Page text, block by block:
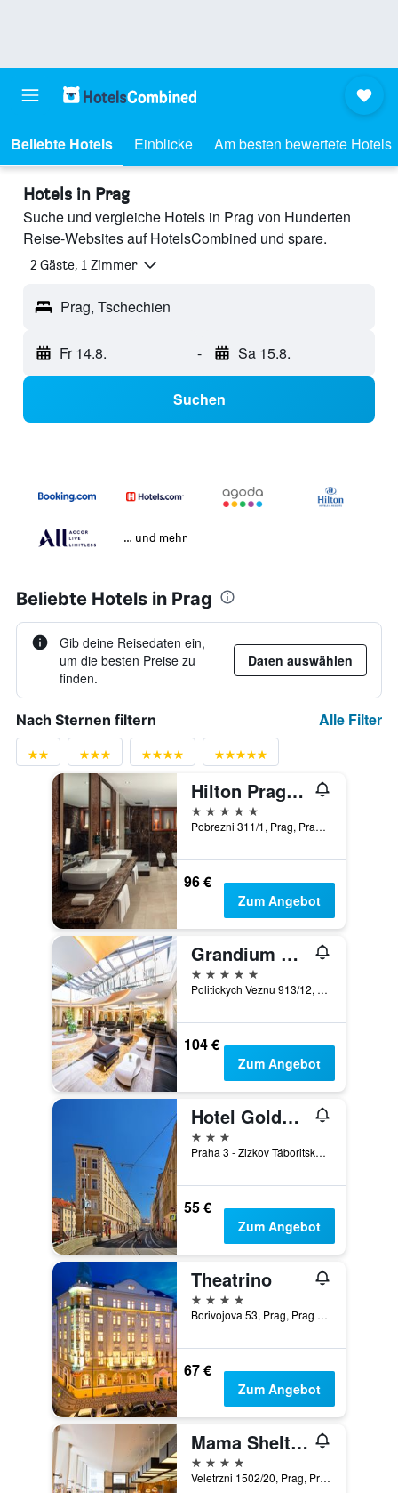
Beliebte Hotels Einblicke Am besten bewertete Hotels
Hotels in Prag
Suche und vergleiche Hotels in Prag von Hunderten
Reise-Websites auf HotelsCombined und spare.
2 Gäste, 1 Zimmer
Prag, Tschechien
Fr 14.8. - Sa 15.8.
Suchen
… und mehr
Beliebte Hotels in Prag
Gib deine Reisedaten ein,
um die besten Preise zu
finden.
Daten auswählen
Nach Sternen filtern Alle Filter
Hilton Prague Atrium
5 Sterne
Pobrezni 311/1, Prag, Prag Region, Tschechien
96 €
Zum Angebot
Grandium Hotel Prague
5 Sterne
Politickych Veznu 913/12, Prag, Prag Region, Tschechien
104 €
Zum Angebot
Hotel Golden City Garni
3 Sterne
Praha 3 - Zizkov Táboritská 3/913, Prag, Prag Region, Tschechien
55 €
Zum Angebot
Theatrino
4 Sterne
Borivojova 53, Prag, Prag Region, Tschechien
67 €
Zum Angebot
Mama Shelter Prague
4 Sterne
Veletrzni 1502/20, Prag, Prag Region, Tschechien